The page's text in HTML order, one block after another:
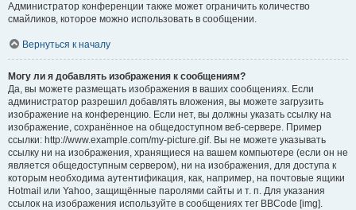
Администратор конференции также может ограничить количество
смайликов, которое можно использовать в сообщении.
Вернуться к началу
Могу ли я добавлять изображения к сообщениям?
Да, вы можете размещать изображения в ваших сообщениях. Если
администратор разрешил добавлять вложения, вы можете загрузить
изображение на конференцию. Если нет, вы должны указать ссылку на
изображение, сохранённое на общедоступном веб-сервере. Пример
ссылки: http://www.example.com/my-picture.gif. Вы не можете указывать
ссылку ни на изображения, хранящиеся на вашем компьютере (если он не
является общедоступным сервером), ни на изображения, для доступа к
которым необходима аутентификация, как, например, на почтовые ящики
Hotmail или Yahoo, защищённые паролями сайты и т. п. Для указания
ссылок на изображения используйте в сообщениях тег BBCode [img].